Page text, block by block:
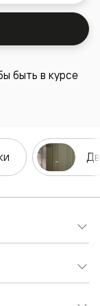
быть в курсе